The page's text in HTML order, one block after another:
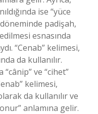
ise “yüce
padişah,
esnasında
“Cenab” kelimesi,
da kullanılır.
“cânip” ve “cihet”
kelimesi,
da kullanılır ve
anlamına gelir.